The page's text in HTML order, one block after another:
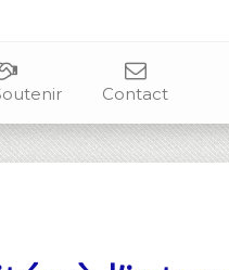
Contact